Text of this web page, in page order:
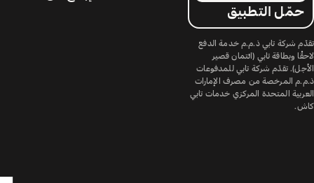
حمّل التطبيق
تقدّم شركة تابي ذ.م.م خدمة الدفع
لاحقًا وبطاقة تابي (ائتمان قصير
الأجل). تقدّم شركة تابي للمدفوعات
ذ.م.م المرخصة من مصرف الإمارات
العربية المتحدة المركزي خدمات تابي
كاش.